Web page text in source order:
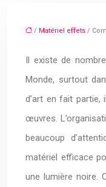
/ Matériel effets /
Il existe de
Monde, surtout
d’art en fait partie,
œuvres.
beaucoup
matériel efficace
une lumière noire.